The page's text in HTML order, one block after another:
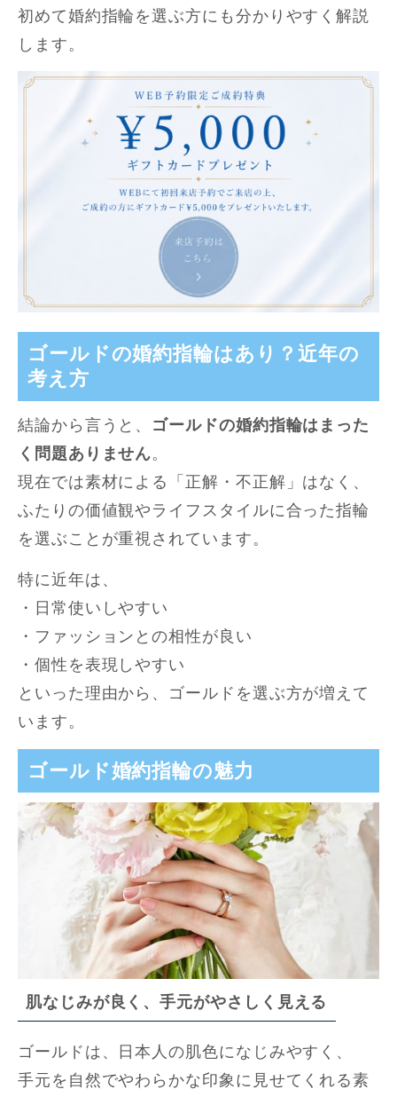
初めて婚約指輪を選ぶ方にも分かりやすく解説
します。
ゴールドの婚約指輪はあり？近年の
考え方
結論から言うと、 ゴールドの婚約指輪はまった
く問題ありません。
現在では素材による「正解・不正解」はなく、
ふたりの価値観やライフスタイルに合った指輪
を選ぶことが重視されています。
特に近年は、
・日常使いしやすい
・ファッションとの相性が良い
・個性を表現しやすい
といった理由から、ゴールドを選ぶ方が増えて
います。
ゴールド婚約指輪の魅力
肌なじみが良く、手元がやさしく見える
ゴールドは、日本人の肌色になじみやすく、
手元を自然でやわらかな印象に見せてくれる素